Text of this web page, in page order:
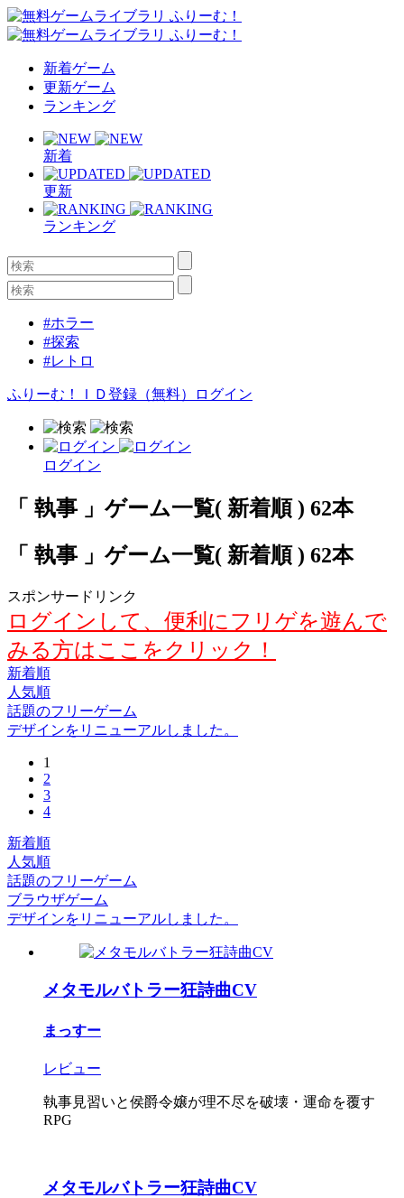
新着ゲーム
更新ゲーム
ランキング
新着
更新
ランキング
#ホラー
#探索
#レトロ
ふりーむ！ＩＤ登録（無料） ログイン
ログイン
「 執事 」ゲーム一覧( 新着順 ) 62本
「 執事 」ゲーム一覧( 新着順 ) 62本
スポンサードリンク
ログインして、便利にフリゲを遊んで
みる方はここをクリック！
新着順
人気順
話題のフリーゲーム
デザインをリニューアルしました。
1
2
3
4
新着順
人気順
話題のフリーゲーム
ブラウザゲーム
デザインをリニューアルしました。
メタモルバトラー狂詩曲CV
まっすー
レビュー
執事見習いと侯爵令嬢が理不尽を破壊・運命を覆す
RPG
メタモルバトラー狂詩曲CV